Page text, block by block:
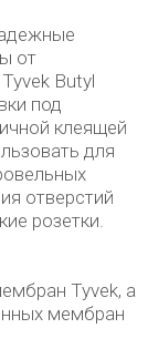
от
Butyl
под
клеящей
для
отверстий
розетки.
Tyvek, а
мембран